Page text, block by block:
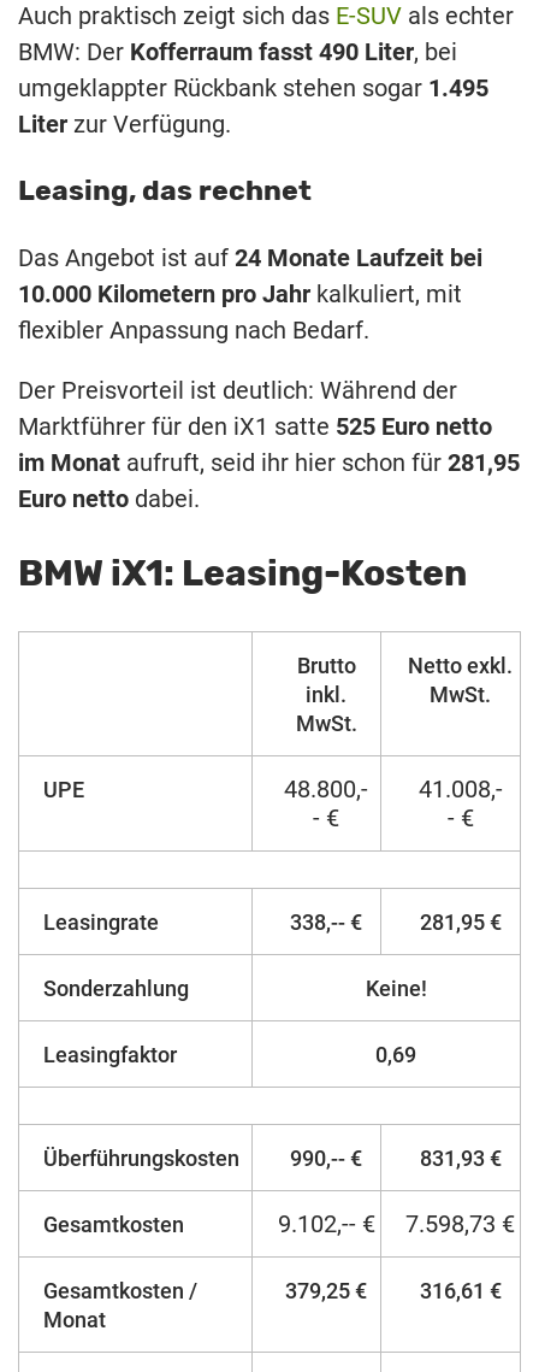
Auch praktisch zeigt sich das E-SUV als echter
BMW: Der Kofferraum fasst 490 Liter, bei
umgeklappter Rückbank stehen sogar 1.495
Liter zur Verfügung.
Leasing, das rechnet
Das Angebot ist auf 24 Monate Laufzeit bei
10.000 Kilometern pro Jahr kalkuliert, mit
flexibler Anpassung nach Bedarf.
Der Preisvorteil ist deutlich: Während der
Marktführer für den iX1 satte 525 Euro netto
im Monat aufruft, seid ihr hier schon für 281,95
Euro netto dabei.
BMW iX1: Leasing-Kosten
Brutto
inkl.
MwSt.
Netto exkl.
MwSt.
UPE
48.800,-
- €
41.008,-
- €
Leasingrate 338,-- € 281,95 €
Sonderzahlung Keine!
Leasingfaktor 0,69
Überführungskosten 990,-- € 831,93 €
Gesamtkosten 9.102,-- € 7.598,73 €
Gesamtkosten /
Monat
379,25 € 316,61 €